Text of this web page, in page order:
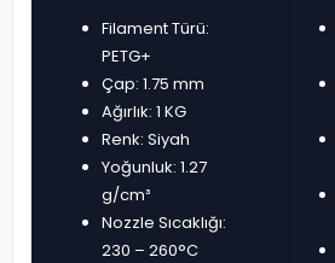
Filament Türü:
PETG+
Çap: 1.75 mm
Ağırlık: 1 KG
Renk: Siyah
Yoğunluk: 1.27
g/cm³
Nozzle Sıcaklığı:
230 – 260°C